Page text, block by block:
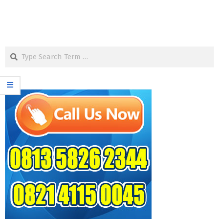
Search